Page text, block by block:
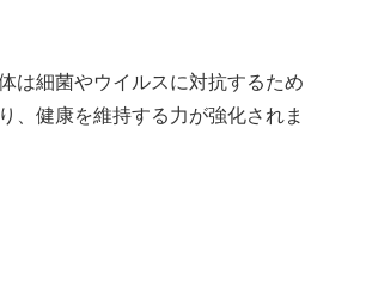
は細菌やウイルスに対抗するため
、健康を維持する力が強化されま